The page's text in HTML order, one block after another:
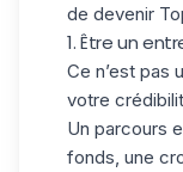
de devenir
1. Être un
Ce n’est pas
votre
Un parcours
fonds, une